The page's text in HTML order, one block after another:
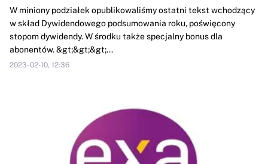
W miniony podziałek opublikowaliśmy ostatni tekst wchodzący
w skład Dywidendowego podsumowania roku, poświęcony
stopom dywidendy. W środku także specjalny bonus dla
abonentów. &gt;&gt;&gt;...
2023-02-10, 12:36